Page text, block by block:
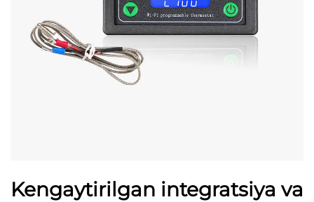
Kengaytirilgan integratsiya va